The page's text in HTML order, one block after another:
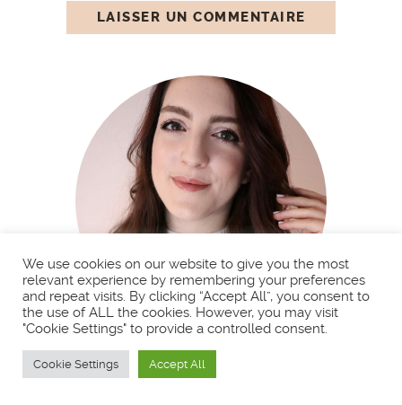
BIENVENUE !
We use cookies on our website to give you the most
relevant experience by remembering your preferences
and repeat visits. By clicking “Accept All”, you consent to
the use of ALL the cookies. However, you may visit
"Cookie Settings" to provide a controlled consent.
Cookie Settings Accept All